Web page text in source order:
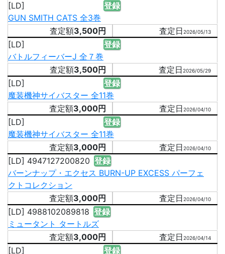
[LD]
登録
GUN SMITH CATS 全3巻
3,500円
2026/05/13
[LD]
登録
バトルフィーバーJ 全７巻
3,500円
2026/05/29
[LD]
登録
魔装機神サイバスター 全11巻
3,000円
2026/04/10
[LD]
登録
魔装機神サイバスター 全11巻
3,000円
2026/04/10
[LD] 4947127200820 登録
バーンナップ・エクセス BURN-UP EXCESS パーフェ
クトコレクション
3,000円
2026/04/10
[LD] 4988102089818 登録
ミュータント タートルズ
3,000円
2026/04/14
[LD]
登録